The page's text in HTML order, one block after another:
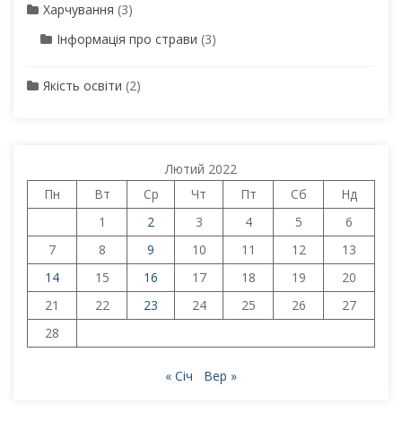
Харчування (3)
Інформація про страви (3)
Якість освіти (2)
Лютий 2022
Пн
Вт Ср Чт Пт Сб
Нд
1
2 3 4 5
6
7
8 9 10 11 12
13
14
15 16 17 18 19
20
21
22 23 24 25 26
27
28
« Січ Вер »